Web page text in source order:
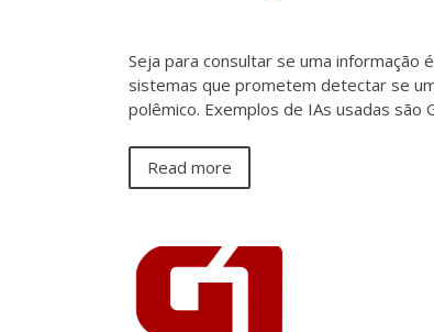
Seja para consultar se uma
sistemas que prometem detectar se
polêmico. Exemplos de IAs usadas são
Read more